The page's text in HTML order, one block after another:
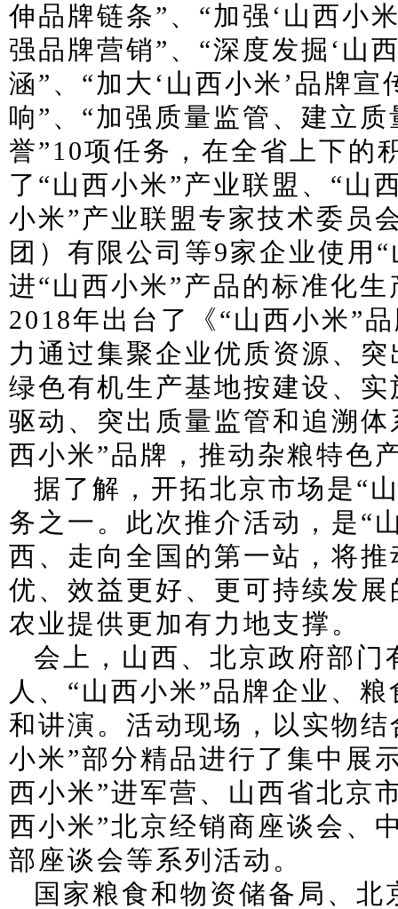
伸品牌链条”、“加强‘山西小
强品牌营销”、“深度发掘‘山
涵”、“加大‘山西小米’品牌
响”、“加强质量监管、建立
誉”10项任务，在全省上下的
了“山西小米”产业联盟、“山
小米”产业联盟专家技术委员
团）有限公司等9家企业使用
进“山西小米”产品的标准化
2018年出台了《“山西小米”
力通过集聚企业优质资源、
绿色有机生产基地按建设、
驱动、突出质量监管和追溯
西小米”品牌，推动杂粮特色
据了解，开拓北京市场是“
务之一。此次推介活动，是“
西、走向全国的第一站，将
优、效益更好、更可持续发
农业提供更加有力地支撑。
会上，山西、北京政府部
人、“山西小米”品牌企业、
和讲演。活动现场，以实物
小米”部分精品进行了集中展
西小米”进军营、山西省北京
西小米”北京经销商座谈会、
部座谈会等系列活动。
国家粮食和物资储备局、